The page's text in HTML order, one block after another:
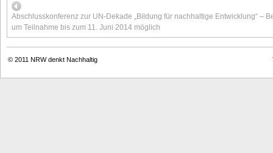
Abschlusskonferenz zur UN-Dekade „Bildung für nachhaltige Entwicklung“ –
um Teilnahme bis zum 11. Juni 2014 möglich
© 2011 NRW denkt Nachhaltig